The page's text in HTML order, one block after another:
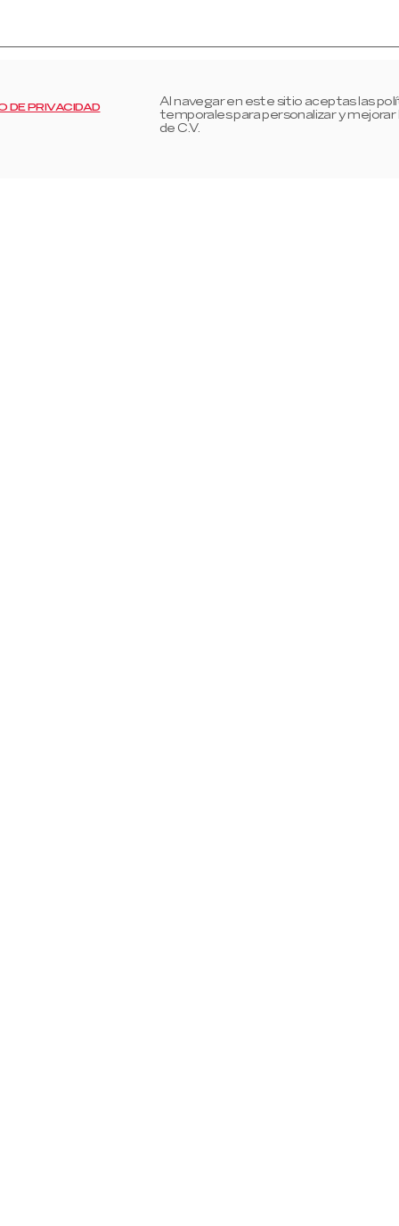
DE PRIVACIDAD
Al navegar en este sitio aceptas las
temporales para personalizar y
de C.V.